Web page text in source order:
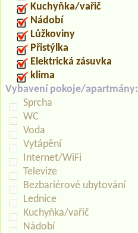
Kuchyňka/vařič
Nádobí
Lůžkoviny
Přistýlka
Elektrická zásuvka
klima
Vybavení pokoje/apartmány:
Sprcha
WC
Voda
Vytápění
Internet/WiFi
Televize
Bezbariérové ubytování
Lednice
Kuchyňka/vařič
Nádobí